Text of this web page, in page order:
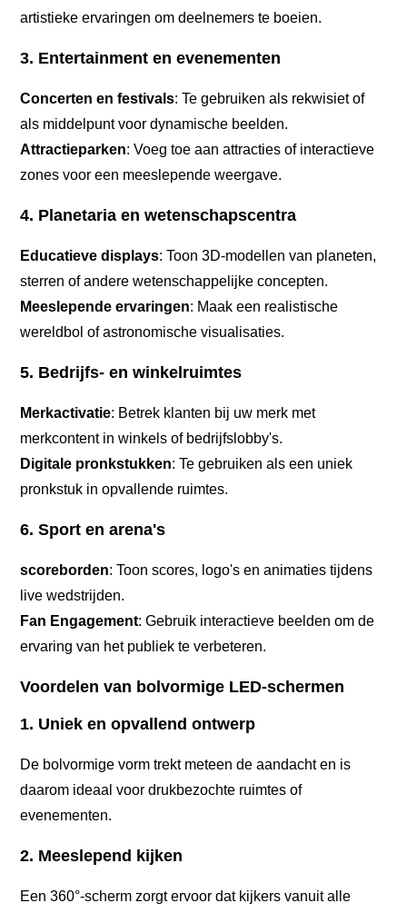
artistieke ervaringen om deelnemers te boeien.
3. Entertainment en evenementen
Concerten en festivals: Te gebruiken als rekwisiet of
als middelpunt voor dynamische beelden.
Attractieparken: Voeg toe aan attracties of interactieve
zones voor een meeslepende weergave.
4. Planetaria en wetenschapscentra
Educatieve displays: Toon 3D-modellen van planeten,
sterren of andere wetenschappelijke concepten.
Meeslepende ervaringen: Maak een realistische
wereldbol of astronomische visualisaties.
5. Bedrijfs- en winkelruimtes
Merkactivatie: Betrek klanten bij uw merk met
merkcontent in winkels of bedrijfslobby's.
Digitale pronkstukken: Te gebruiken als een uniek
pronkstuk in opvallende ruimtes.
6. Sport en arena's
scoreborden: Toon scores, logo's en animaties tijdens
live wedstrijden.
Fan Engagement: Gebruik interactieve beelden om de
ervaring van het publiek te verbeteren.
Voordelen van bolvormige LED-schermen
1. Uniek en opvallend ontwerp
De bolvormige vorm trekt meteen de aandacht en is
daarom ideaal voor drukbezochte ruimtes of
evenementen.
2. Meeslepend kijken
Een 360°-scherm zorgt ervoor dat kijkers vanuit alle